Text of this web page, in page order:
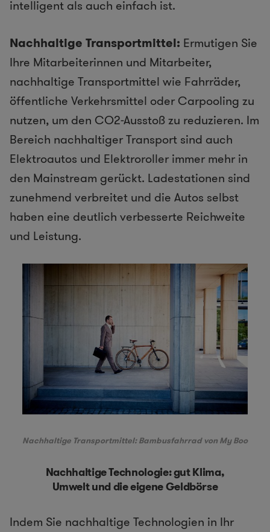
intelligent als auch einfach ist.
Nachhaltige Transportmittel: Ermutigen Sie
Ihre Mitarbeiterinnen und Mitarbeiter,
nachhaltige Transportmittel wie Fahrräder,
öffentliche Verkehrsmittel oder Carpooling zu
nutzen, um den CO2-Ausstoß zu reduzieren. Im
Bereich nachhaltiger Transport sind auch
Elektroautos und Elektroroller immer mehr in
den Mainstream gerückt. Ladestationen sind
zunehmend verbreitet und die Autos selbst
haben eine deutlich verbesserte Reichweite
und Leistung.
Nachhaltige Transportmittel:Bambusfahrrad von My Boo
Nachhaltige Technologie: gut Klima,
Umwelt und die eigene Geldbörse
Indem Sie nachhaltige Technologien in Ihr